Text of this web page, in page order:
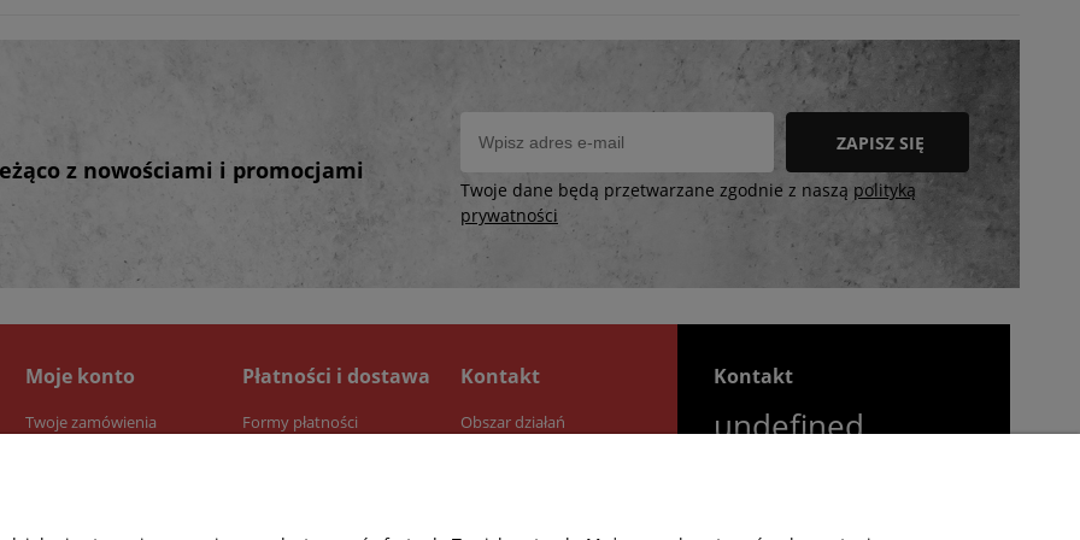
z nowościami i promocjami
ZAPISZ SIĘ
Twoje dane będą przetwarzane zgodnie z naszą polityką
prywatności
Moje konto
Twoje zamówienia
Płatności i dostawa
Formy płatności
Kontakt
Obszar działań
Kontakt
undefined